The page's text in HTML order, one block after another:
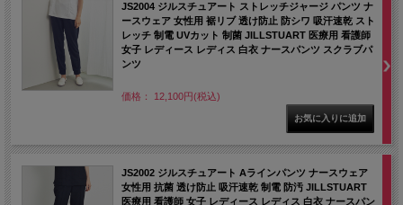
JS2004 ジルスチュアート ストレッチジャージ パンツ ナ
ースウェア 女性用 裾リブ 透け防止 防シワ 吸汗速乾 スト
レッチ 制電 UVカット 制菌 JILLSTUART 医療用 看護師
女子 レディース レディス 白衣 ナースパンツ スクラブパ
ンツ
価格： 12,100円(税込)
JS2002 ジルスチュアート Aラインパンツ ナースウェア
女性用 抗菌 透け防止 吸汗速乾 制電 防汚 JILLSTUART
医療用 看護師 女子 レディース レディス 白衣 ナースパン